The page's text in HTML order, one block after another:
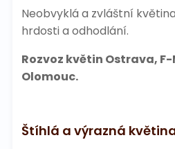
Neobvyklá a zvláštní
hrdosti a odhodlání.
Rozvoz květin Ostrava,
Olomouc.
Štíhlá a výrazná